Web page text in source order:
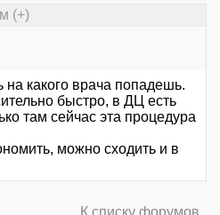
(+)
какого врача попадешь.
быстро, в ДЦ есть
там сейчас эта процедура
можно сходить и в